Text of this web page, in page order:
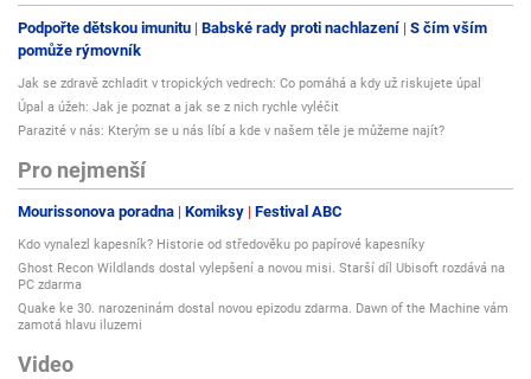
Podpořte dětskou imunitu Babské rady proti nachlazení S čím vším
pomůže rýmovník
Jak se zdravě zchladit v tropických vedrech: Co pomáhá a kdy už riskujete úpal
Úpal a úžeh: Jak je poznat a jak se z nich rychle vyléčit
Parazité v nás: Kterým se u nás líbí a kde v našem těle je můžeme najít?
Pro nejmenší
Mourissonova poradna Komiksy Festival ABC
Kdo vynalezl kapesník? Historie od středověku po papírové kapesníky
Ghost Recon Wildlands dostal vylepšení a novou misi. Starší díl Ubisoft rozdává na
PC zdarma
Quake ke 30. narozeninám dostal novou epizodu zdarma. Dawn of the Machine vám
zamotá hlavu iluzemi
Video